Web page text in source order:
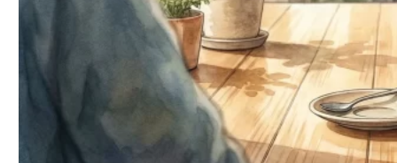
パパ活の5つのメリット
パパ活の5つのデメリットとリスク
ステップ1：安全なパパ活アプリに登録する
ステップ2：プロフィールを作り込む